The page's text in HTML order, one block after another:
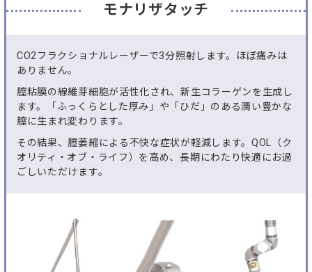
モナリザタッチ
CO2フラクショナルレーザーで3分照射します。ほぼ痛みは
ありません。
膣粘膜の線維芽細胞が活性化され、新生コラーゲンを生成し
ます。「ふっくらとした厚み」や「ひだ」のある潤い豊かな
膣に生まれ変わります。
その結果、膣萎縮による不快な症状が軽減します。QOL（ク
オリティ・オブ・ライフ）を高め、長期にわたり快適にお過
ごしいただけます。